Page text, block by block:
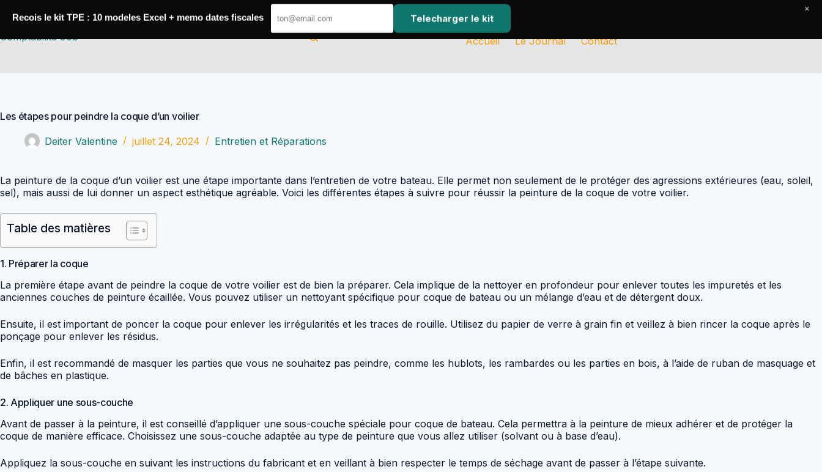
Comptabilité Job Accueil Le Journal Contact
Les étapes pour peindre la coque d’un voilier
Deiter Valentine juillet 24, 2024 Entretien et Réparations
La peinture de la coque d’un voilier est une étape importante dans l’entretien de votre bateau. Elle permet non seulement de le protéger des agressions extérieures (eau, soleil,
sel), mais aussi de lui donner un aspect esthétique agréable. Voici les différentes étapes à suivre pour réussir la peinture de la coque de votre voilier.
Table des matières
1. Préparer la coque
La première étape avant de peindre la coque de votre voilier est de bien la préparer. Cela implique de la nettoyer en profondeur pour enlever toutes les impuretés et les
anciennes couches de peinture écaillée. Vous pouvez utiliser un nettoyant spécifique pour coque de bateau ou un mélange d’eau et de détergent doux.
Ensuite, il est important de poncer la coque pour enlever les irrégularités et les traces de rouille. Utilisez du papier de verre à grain fin et veillez à bien rincer la coque après le
ponçage pour enlever les résidus.
Enfin, il est recommandé de masquer les parties que vous ne souhaitez pas peindre, comme les hublots, les rambardes ou les parties en bois, à l’aide de ruban de masquage et
de bâches en plastique.
2. Appliquer une sous-couche
Avant de passer à la peinture, il est conseillé d’appliquer une sous-couche spéciale pour coque de bateau. Cela permettra à la peinture de mieux adhérer et de protéger la
coque de manière efficace. Choisissez une sous-couche adaptée au type de peinture que vous allez utiliser (solvant ou à base d’eau).
Appliquez la sous-couche en suivant les instructions du fabricant et en veillant à bien respecter le temps de séchage avant de passer à l’étape suivante.
Recois le kit TPE : 10 modeles Excel + memo dates fiscales Telecharger le kit
×